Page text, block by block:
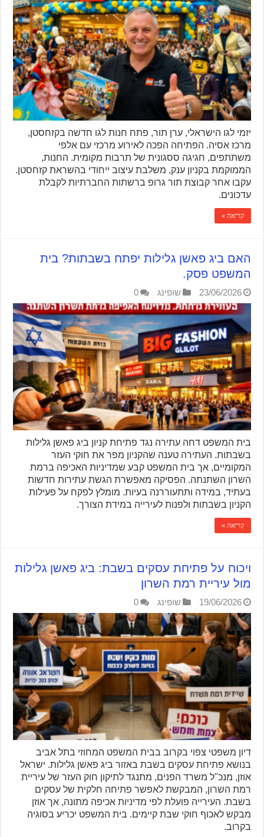
יזמי לגו הישראלי, ערן תור, פתח חנות לגו חדשה בקזחסטן,
מרכז אסיה. הפתיחה הפכה לאירוע מרכזי עם אלפי
משתתפים, חגיגה ססגונית של תרבות מקומית. החנות,
הממוקמת בקניון ענק, משלבת עיצוב ייחודי בהשראת קזחסטן.
עקבו אחר קבוצת תור גרופ ברשתות החברתיות לקבלת
עדכונים.
קריאה »
האם ביג פאשן גלילות יפתח בשבתות? בית
המשפט פסק.
23/06/2026 שופינג 0
בית המשפט דחה עתירה נגד פתיחת קניון ביג פאשן גלילות
בשבתות. העתירה טענה שהקניון מפר את חוקי העזר
המקומיים, אך בית המשפט קבע שמדיניות האכיפה ברמת
השרון השתנתה. הפסיקה מאפשרת הגשת עתירות חדשות
בעתיד, במידה ותתעוררנה בעיות. מומלץ לפקח על פעילות
הקניון בשבתות ולפנות לעירייה במידת הצורך.
קריאה »
ויכוח על פתיחת עסקים בשבת: ביג פאשן גלילות
מול עיריית רמת השרון
19/06/2026 שופינג 0
דיון משפטי צפוי בקרוב בבית המשפט המחוזי בתל אביב
בנושא פתיחת עסקים בשבת באזור ביג פאשן גלילות. ישראל
אוזן, מנכ"ל משרד הפנים, מתנגד לתיקון חוק העזר של עיריית
רמת השרון, המבקשת לאפשר פתיחה חלקית של עסקים
בשבת. העירייה פועלת לפי מדיניות אכיפה מתונה, אך אוזן
מבקש לאכוף חוקי שבת קיימים. בית המשפט יכריע בסוגיה
בקרוב.